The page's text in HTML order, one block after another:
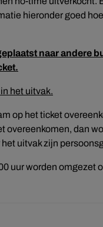
hieronder goed
naar andere
het uitvak.
op het ticket
overeenkomen, dan
uitvak zijn
uur worden omgezet